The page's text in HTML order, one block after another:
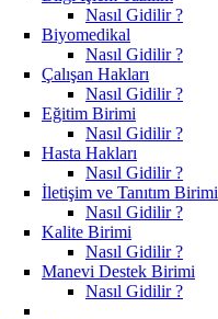
Nasıl Gidilir ?
Biyomedikal
Nasıl Gidilir ?
Çalışan Hakları
Nasıl Gidilir ?
Eğitim Birimi
Nasıl Gidilir ?
Hasta Hakları
Nasıl Gidilir ?
İletişim ve Tanıtım Birimi
Nasıl Gidilir ?
Kalite Birimi
Nasıl Gidilir ?
Manevi Destek Birimi
Nasıl Gidilir ?